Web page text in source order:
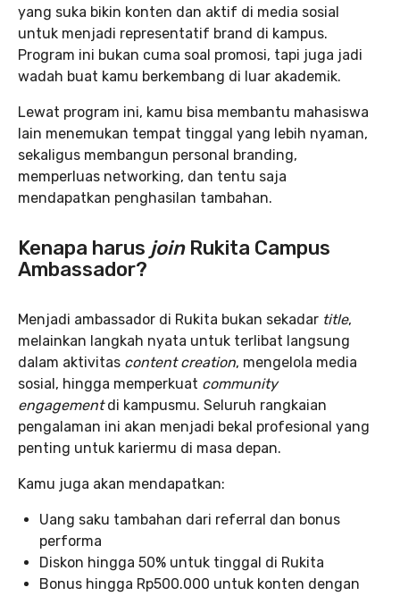
yang suka bikin konten dan aktif di media sosial
untuk menjadi representatif brand di kampus.
Program ini bukan cuma soal promosi, tapi juga jadi
wadah buat kamu berkembang di luar akademik.
Lewat program ini, kamu bisa membantu mahasiswa
lain menemukan tempat tinggal yang lebih nyaman,
sekaligus membangun personal branding,
memperluas networking, dan tentu saja
mendapatkan penghasilan tambahan.
Kenapa harus join Rukita Campus
Ambassador?
Menjadi ambassador di Rukita bukan sekadar title,
melainkan langkah nyata untuk terlibat langsung
dalam aktivitas content creation, mengelola media
sosial, hingga memperkuat community
engagementdi kampusmu. Seluruh rangkaian
pengalaman ini akan menjadi bekal profesional yang
penting untuk kariermu di masa depan.
Kamu juga akan mendapatkan:
Uang saku tambahan dari referral dan bonus
performa
Diskon hingga 50% untuk tinggal di Rukita
Bonus hingga Rp500.000 untuk konten dengan